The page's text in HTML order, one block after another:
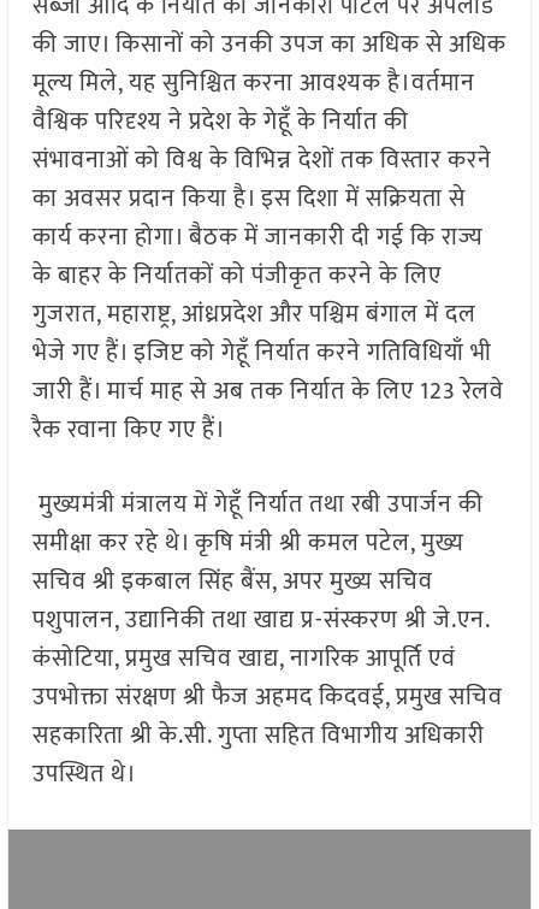
की जाए। किसानों को उनकी उपज का अधिक से अधिक
मूल्य मिले,यह सुनिश्चित करना आवश्यक है।वर्तमान
वैश्विक परिदृश्य ने प्रदेश के गेहूँ के निर्यात की
संभावनाओं को विश्व के विभिन्न देशों तक विस्तार करने
का अवसर प्रदान किया है। इस दिशा में सक्रियता से
कार्य करना होगा। बैठक में जानकारी दी गई कि राज्य
के बाहर के निर्यातकों को पंजीकृत करने के लिए
गुजरात,महाराष्ट्र,आंध्रप्रदेश और पश्चिम बंगाल में दल
भेजे गए हैं। इजिप्ट को गेहूँ निर्यात करने गतिविधियाँ भी
जारी हैं। मार्च माह से अब तक निर्यात के लिए123रेलवे
रैक रवाना किए गए हैं।
मुख्यमंत्री मंत्रालय में गेहूँ निर्यात तथा रबी उपार्जन की
समीक्षा कर रहे थे। कृषि मंत्री श्री कमल पटेल,मुख्य
सचिव श्री इकबाल सिंह बैंस,अपर मुख्य सचिव
पशुपालन,उद्यानिकी तथा खाद्य प्र-संस्करण श्री जे.एन.
कंसोटिया,प्रमुख सचिव खाद्य,नागरिक आपूर्ति एवं
उपभोक्ता संरक्षण श्री फैज अहमद किदवई,प्रमुख सचिव
सहकारिता श्री के.सी. गुप्ता सहित विभागीय अधिकारी
उपस्थित थे।